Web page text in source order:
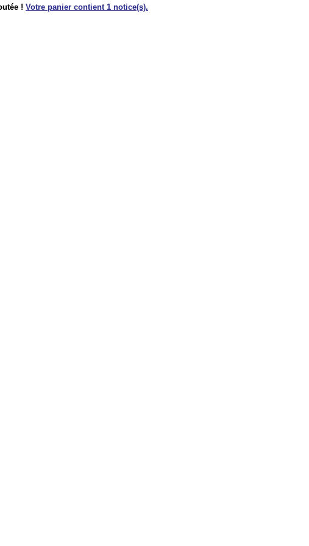
! Votre panier contient 1 notice(s).